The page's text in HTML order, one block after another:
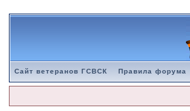
Сайт ветеранов ГСВСК Правила форума